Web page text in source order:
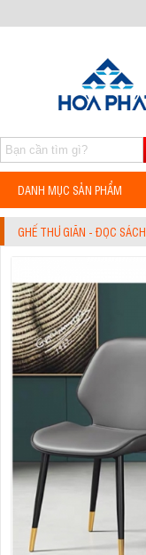
DANH MỤC SẢN PHẨM
GHẾ THƯ GIÃN - ĐỌC SÁCH